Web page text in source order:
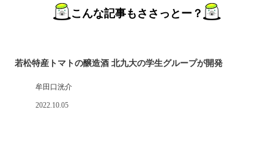
こんな記事もささっとー？
若松特産トマトの醸造酒 北九大の学生グループが開発
牟田口洸介
2022.10.05